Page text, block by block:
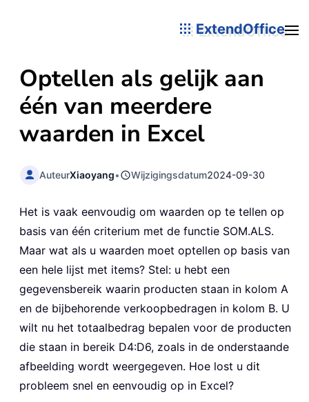
ExtendOffice
Optellen als gelijk aan
één van meerdere
waarden in Excel
AuteurXiaoyang• Wijzigingsdatum2024-09-30
Het is vaak eenvoudig om waarden op te tellen op
basis van één criterium met de functie SOM.ALS.
Maar wat als u waarden moet optellen op basis van
een hele lijst met items? Stel: u hebt een
gegevensbereik waarin producten staan in kolom A
en de bijbehorende verkoopbedragen in kolom B. U
wilt nu het totaalbedrag bepalen voor de producten
die staan in bereik D4:D6, zoals in de onderstaande
afbeelding wordt weergegeven. Hoe lost u dit
probleem snel en eenvoudig op in Excel?